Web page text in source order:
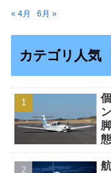
« 4月 6月 »
カテゴリ人気